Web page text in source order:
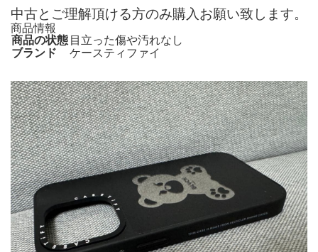
中古とご理解頂ける方のみ購入お願い致します。
商品情報
商品の状態 目立った傷や汚れなし
ブランド
ケースティファイ